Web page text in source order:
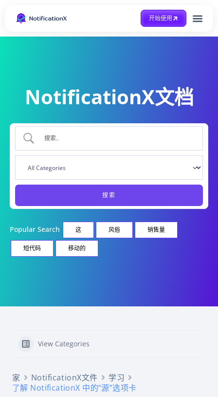
开始使用
NotificationX文档
Popular Search 这 风俗 销售量
短代码 移动的
View Categories
家 NotificationX文件
学习
了解 NotificationX 中的“源”选项卡